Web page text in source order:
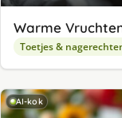
Warme
Toetjes &
AI-kok